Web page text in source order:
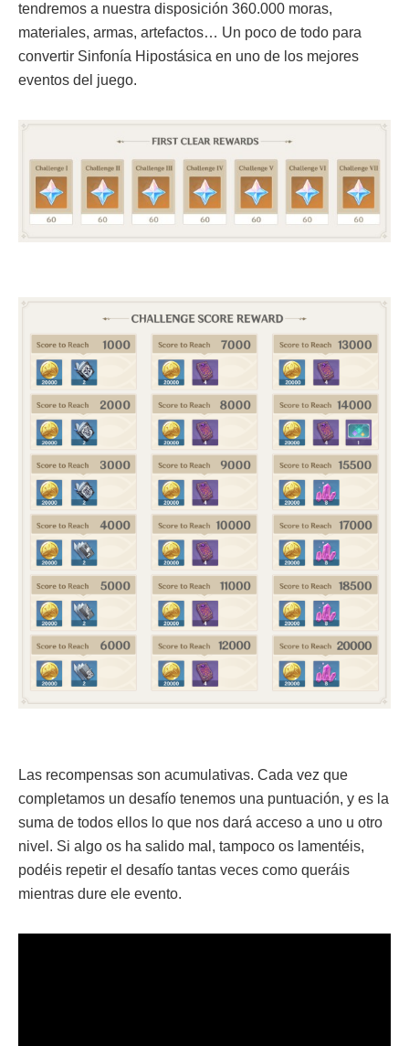
tendremos a nuestra disposición 360.000 moras,
materiales, armas, artefactos… Un poco de todo para
convertir Sinfonía Hipostásica en uno de los mejores
eventos del juego.
Las recompensas son acumulativas. Cada vez que
completamos un desafío tenemos una puntuación, y es la
suma de todos ellos lo que nos dará acceso a uno u otro
nivel. Si algo os ha salido mal, tampoco os lamentéis,
podéis repetir el desafío tantas veces como queráis
mientras dure ele evento.